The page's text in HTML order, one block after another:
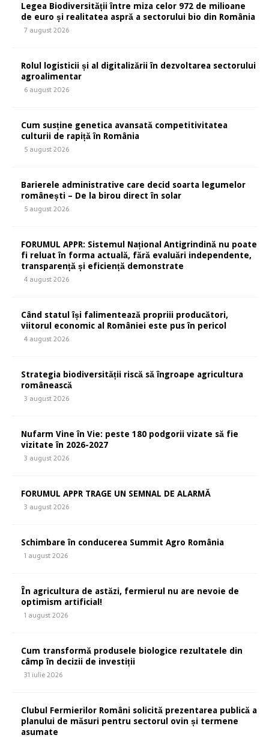
Legea Biodiversității între miza celor 972 de milioane
de euro și realitatea aspră a sectorului bio din România
7 august 2026
Rolul logisticii și al digitalizării în dezvoltarea sectorului
agroalimentar
6 august 2026
Cum susține genetica avansată competitivitatea
culturii de rapiță în România
5 august 2026
Barierele administrative care decid soarta legumelor
românești – De la birou direct în solar
5 august 2026
FORUMUL APPR: Sistemul Național Antigrindină nu poate
fi reluat în forma actuală, fără evaluări independente,
transparență și eficiență demonstrate
4 august 2026
Când statul își falimentează propriii producători,
viitorul economic al României este pus în pericol
4 august 2026
Strategia biodiversității riscă să îngroape agricultura
românească
3 august 2026
Nufarm Vine în Vie: peste 180 podgorii vizate să fie
vizitate în 2026-2027
3 august 2026
FORUMUL APPR TRAGE UN SEMNAL DE ALARMĂ
3 august 2026
Schimbare în conducerea Summit Agro România
1 august 2026
În agricultura de astăzi, fermierul nu are nevoie de
optimism artificial!
1 august 2026
Cum transformă produsele biologice rezultatele din
câmp în decizii de investiții
31 iulie 2026
Clubul Fermierilor Români solicită prezentarea publică a
planului de măsuri pentru sectorul ovin și termene
asumate